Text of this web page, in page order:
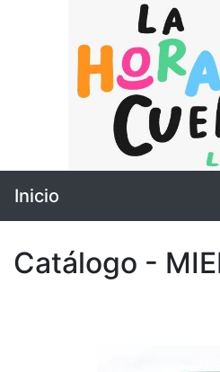
Inicio
Catálogo -